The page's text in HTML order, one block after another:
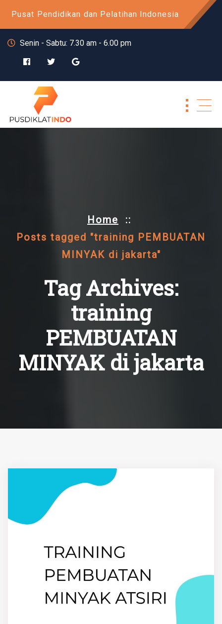
Pusat Pendidikan dan Pelatihan Indonesia
Senin - Sabtu: 7.30 am - 6.00 pm
Home ::
Posts tagged "training PEMBUATAN
MINYAK di jakarta"
Tag Archives:
training
PEMBUATAN
MINYAK di jakarta